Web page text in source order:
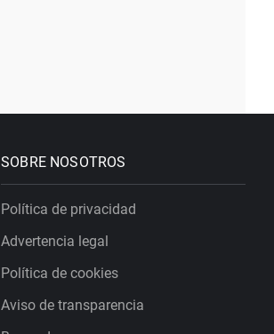
SOBRE NOSOTROS
Política de privacidad
Advertencia legal
Política de cookies
Aviso de transparencia